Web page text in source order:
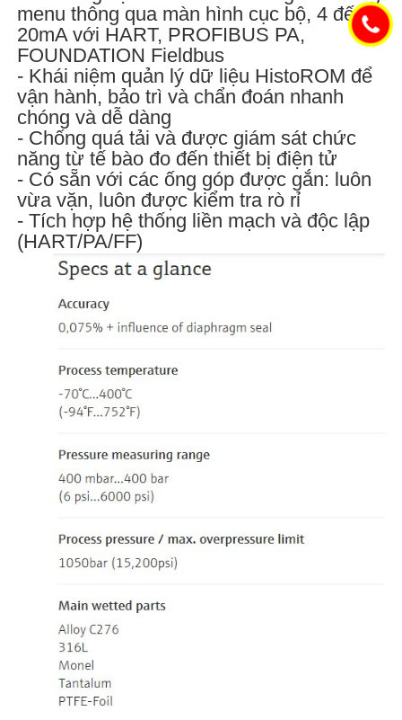
menu thông qua màn hình cục bộ, 4 đến
20mA với HART, PROFIBUS PA,
FOUNDATION Fieldbus
- Khái niệm quản lý dữ liệu HistoROM để
vận hành, bảo trì và chẩn đoán nhanh
chóng và dễ dàng
- Chống quá tải và được giám sát chức
năng từ tế bào đo đến thiết bị điện tử
- Có sẵn với các ống góp được gắn: luôn
vừa vặn, luôn được kiểm tra rò rỉ
- Tích hợp hệ thống liền mạch và độc lập
(HART/PA/FF)